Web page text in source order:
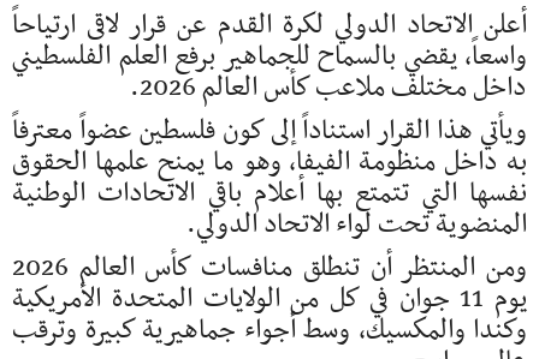
أعلن الاتحاد الدولي لكرة القدم عن قرار لاقى ارتياحاً
واسعاً، يقضي بالسماح للجماهير برفع العلم الفلسطيني
داخل مختلف ملاعب كأس العالم 2026.
ويأتي هذا القرار استناداً إلى كون فلسطين عضواً معترفاً
به داخل منظومة الفيفا، وهو ما يمنح علمها الحقوق
نفسها التي تتمتع بها أعلام باقي الاتحادات الوطنية
المنضوية تحت لواء الاتحاد الدولي.
ومن المنتظر أن تنطلق منافسات كأس العالم 2026
يوم 11 جوان في كل من الولايات المتحدة الأمريكية
وكندا والمكسيك، وسط أجواء جماهيرية كبيرة وترقب